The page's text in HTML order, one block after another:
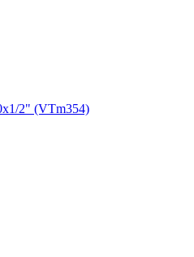
2" (VTm354)